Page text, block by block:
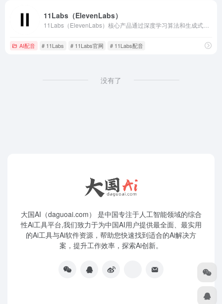
11Labs（ElevenLabs）
AI配音 # 11Labs # 11Labs官网 # 11Labs配音
没有了
大国AI（daguoai.com） 是中国专注于人工智能领域的综合
性Ai工具平台,我们致力于为中国AI用户提供最全面、最实用
的Ai工具与Ai软件资源，帮助您快速找到适合的Ai解决方
案，提升工作效率，探索Ai创新。